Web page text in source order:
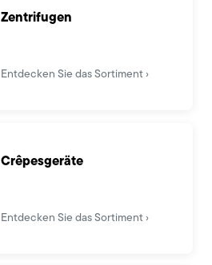
Zentrifugen
Entdecken Sie das Sortiment
Crêpesgeräte
Entdecken Sie das Sortiment